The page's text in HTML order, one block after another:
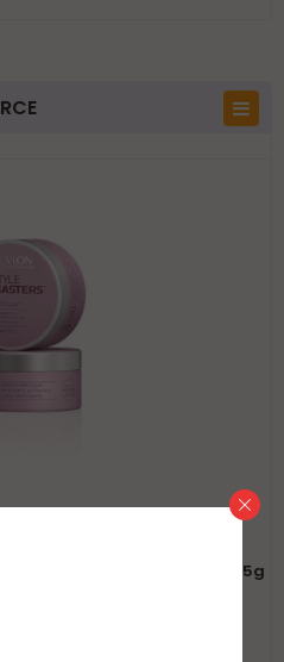
Za Muškarce
Za Muške Frizure
Masters Creator Matt Clay 85g